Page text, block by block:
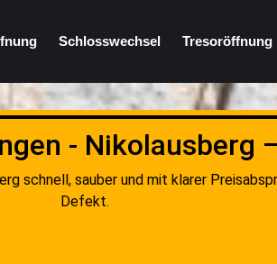
Schlosswechsel Tresoröffnung
- Nikolausberg
schnell, sauber und mit klarer
Defekt.